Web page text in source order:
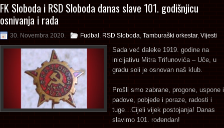
FK Sloboda i RSD Sloboda danas slave 101. godišnjicu
osnivanja i rada
30. Novembra 2020. Fudbal , RSD Sloboda, Tamburaški orkestar, Vijesti
Sada već daleke 1919. godine na
inicijativu Mitra Trifunovića – Uče, u
gradu soli je osnovan naš klub.
Prošli smo zabrane, progone, uspone i
padove, pobjede i poraze, radosti i
tuge…Cijeli vijek postojanja! Danas
slavimo 101. rođendan!